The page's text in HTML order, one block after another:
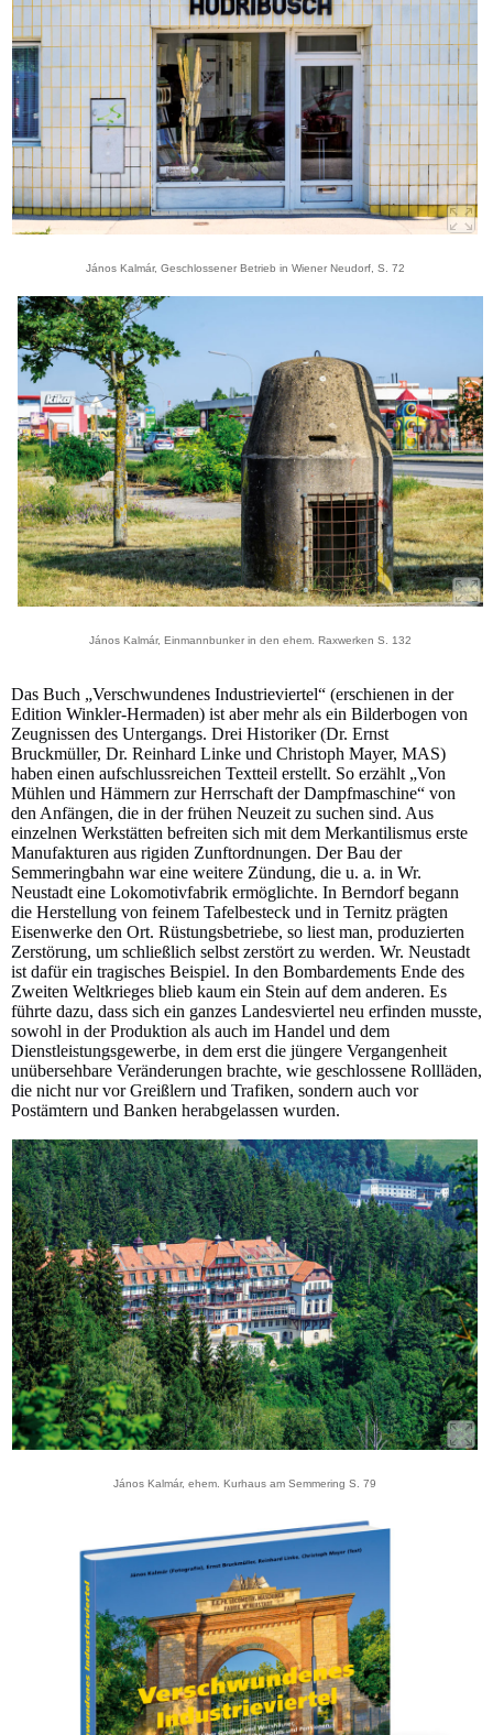
János Kalmár, Geschlossener Betrieb in Wiener Neudorf, S. 72
János Kalmár, Einmannbunker in den ehem. Raxwerken S. 132
Das Buch „Verschwundenes Industrieviertel“ (erschienen in der
Edition Winkler-Hermaden) ist aber mehr als ein Bilderbogen von
Zeugnissen des Untergangs. Drei Historiker (Dr. Ernst
Bruckmüller, Dr. Reinhard Linke und Christoph Mayer, MAS)
haben einen aufschlussreichen Textteil erstellt. So erzählt „Von
Mühlen und Hämmern zur Herrschaft der Dampfmaschine“ von
den Anfängen, die in der frühen Neuzeit zu suchen sind. Aus
einzelnen Werkstätten befreiten sich mit dem Merkantilismus erste
Manufakturen aus rigiden Zunftordnungen. Der Bau der
Semmeringbahn war eine weitere Zündung, die u. a. in Wr.
Neustadt eine Lokomotivfabrik ermöglichte. In Berndorf begann
die Herstellung von feinem Tafelbesteck und in Ternitz prägten
Eisenwerke den Ort. Rüstungsbetriebe, so liest man, produzierten
Zerstörung, um schließlich selbst zerstört zu werden. Wr. Neustadt
ist dafür ein tragisches Beispiel. In den Bombardements Ende des
Zweiten Weltkrieges blieb kaum ein Stein auf dem anderen. Es
führte dazu, dass sich ein ganzes Landesviertel neu erfinden musste,
sowohl in der Produktion als auch im Handel und dem
Dienstleistungsgewerbe, in dem erst die jüngere Vergangenheit
unübersehbare Veränderungen brachte, wie geschlossene Rollläden,
die nicht nur vor Greißlern und Trafiken, sondern auch vor
Postämtern und Banken herabgelassen wurden.
János Kalmár, ehem. Kurhaus am Semmering S. 79